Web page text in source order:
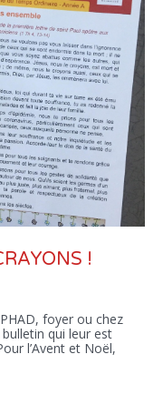
!
foyer ou chez
qui leur est
l’Avent et Noël,